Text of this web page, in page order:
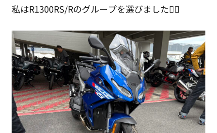
私はR1300RS/Rのグループを選びました☝🏻